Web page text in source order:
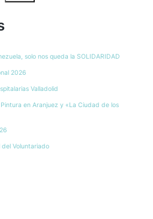
solo nos queda la SOLIDARIDAD
2026
Valladolid
en Aranjuez y «La Ciudad de los
del Voluntariado